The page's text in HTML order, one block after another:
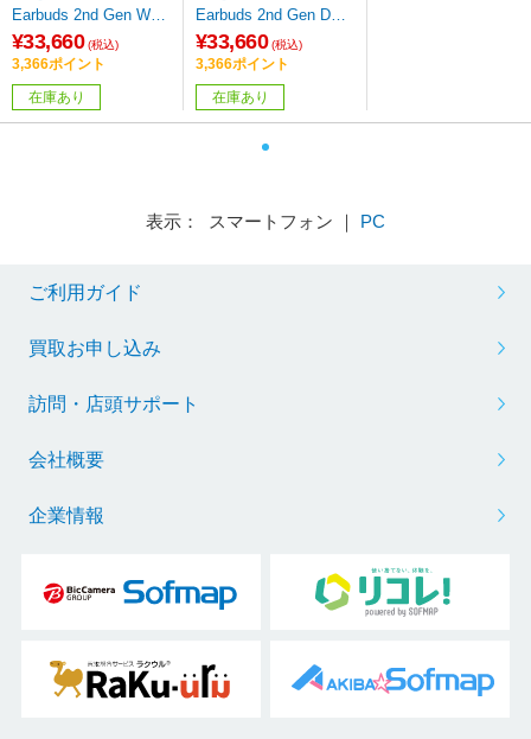
Earbuds 2nd Gen WHI
TE SMOKE QCULTRA
EB2ndWHT ［ワイヤ
レス(左右分離) /ノイズ
キャンセリング対応 /B
luetooth対応］
¥33,660 (税込)
3,366ポイント
在庫あり
Earbuds 2nd Gen DEE
P PLUM QCULTRAEB
2ndPLM ［ワイヤレス
(左右分離) /ノイズキャ
ンセリング対応 /Bluet
ooth対応］
¥33,660 (税込)
3,366ポイント
在庫あり
表示： スマートフォン ｜ PC
ご利用ガイド
買取お申し込み
訪問・店頭サポート
会社概要
企業情報